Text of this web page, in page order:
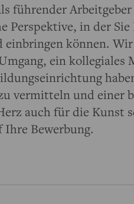
führender
Perspektive, in der
einbringen können.
ein kollegiales
vermitteln und einer
auch für die Kunst
Ihre Bewerbung.